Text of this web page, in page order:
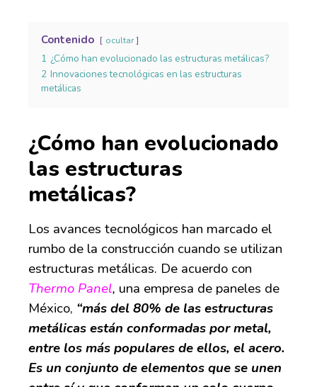
Contenido ocultar
1 ¿Cómo han evolucionado las estructuras metálicas?
2 Innovaciones tecnológicas en las estructuras
metálicas
¿Cómo han evolucionado
las estructuras
metálicas?
Los avances tecnológicos han marcado el
rumbo de la construcción cuando se utilizan
estructuras metálicas. De acuerdo con
Thermo Panel, una empresa de paneles de
México, “más del 80% de las estructuras
metálicas están conformadas por metal,
entre los más populares de ellos, el acero.
Es un conjunto de elementos que se unen